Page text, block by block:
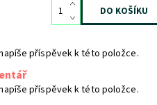
příspěvek k této položce.
příspěvek k této položce.